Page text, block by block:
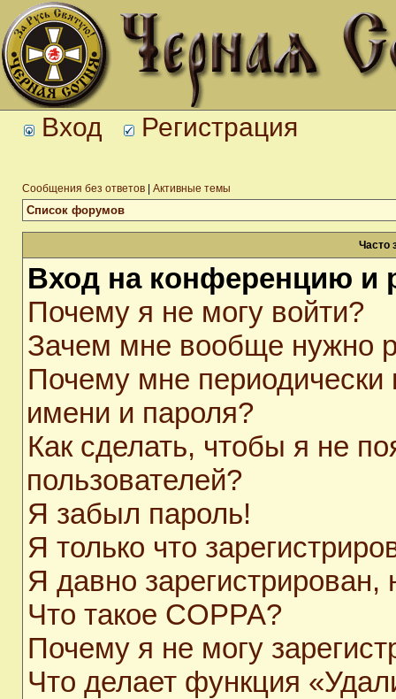
Вход Регистрация
Сообщения без ответов Активные темы
Список форумов
Часто
Вход на конференцию и
Почему я не могу войти?
Зачем мне вообще нужно
Почему мне периодически
имени и пароля?
Как сделать, чтобы я не
пользователей?
Я забыл пароль!
Я только что
Я давно
Что такое COPPA?
Почему я не могу
Что делает функция